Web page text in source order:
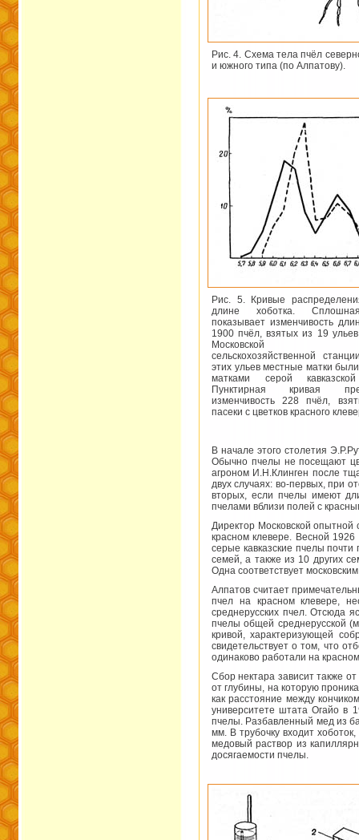
Рис. 4. Схема тела пчёл
и южного типа (по Алпатову).
Рис. 5. Кривые
длине хоботка.
показывает изменчивость
1900 пчёл, взятых из 19
Московской
сельскохозяйственной
этих ульев местные матки
матками серой
Пунктирная кривая
изменчивость 228 пчёл,
пасеки с цветков красного
В начале этого столетия
Обычно пчелы не посещают
агроном И.Н.Клинген после
двух случаях: во-первых, при
вторых, если пчелы имеют
пчелами вблизи полей с
Директор Московской опытной
красном клевере. Весной 1926
серые кавказские пчелы
семей, а также из 10 других
Одна соответствует
Алпатов считает
пчел на красном клевере,
среднерусских пчел. Отсюда
пчелы общей среднерусской
кривой, характеризующей
свидетельствует о том, что
одинаково работали на
Сбор нектара зависит также
от глубины, на которую
как расстояние между
университете штата Огайо в
пчелы. Разбавленный мед из
мм. В трубочку входит
медовый раствор из
досягаемости пчелы.